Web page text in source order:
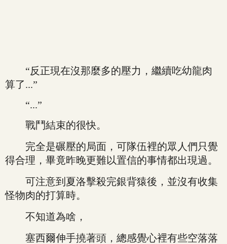
“反正現在沒那麼多的壓力，繼續吃幼龍肉
算了...”
“...”
戰鬥結束的很快。
完全是碾壓的局面，可隊伍裡的眾人們只覺
得合理，畢竟昨晚更難以置信的事情都出現過。
可注意到夏洛擊殺完銀背猿後，並沒有收集
怪物肉的打算時。
不知道為啥，
塞西爾伸手撓著頭，總感覺心裡有些空落落